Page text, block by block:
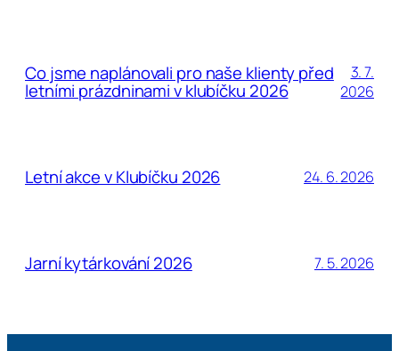
Co jsme naplánovali pro naše klienty před
letními prázdninami v klubíčku 2026
3. 7.
2026
Letní akce v Klubíčku 2026 24. 6. 2026
Jarní kytárkování 2026 7. 5. 2026